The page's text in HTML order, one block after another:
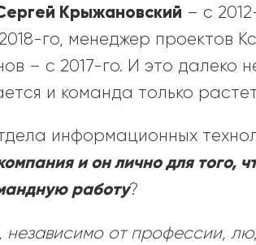
Крыжановский – с
го, менеджер проектов
– с 2017-го. И это далеко
и команда только
информационных
и он лично для того,
работу?
независимо от профессии,